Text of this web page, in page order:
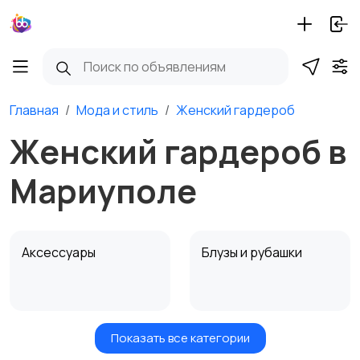
Главная Мода и стиль Женский гардероб
Женский гардероб в
Мариуполе
Аксессуары Блузы и рубашки
Будущим мамам Верхняя одежда
Показать все категории